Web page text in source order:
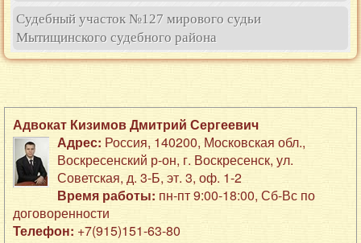
Судебный участок №127 мирового судьи
Мытищинского судебного района
Адвокат Кизимов Дмитрий Сергеевич
Адрес: Россия, 140200, Московская обл.,
Воскресенский р-он, г. Воскресенск, ул.
Советская, д. 3-Б, эт. 3, оф. 1-2
Время работы: пн-пт 9:00-18:00, Сб-Вс по
договоренности
Телефон: +7(915)151-63-80